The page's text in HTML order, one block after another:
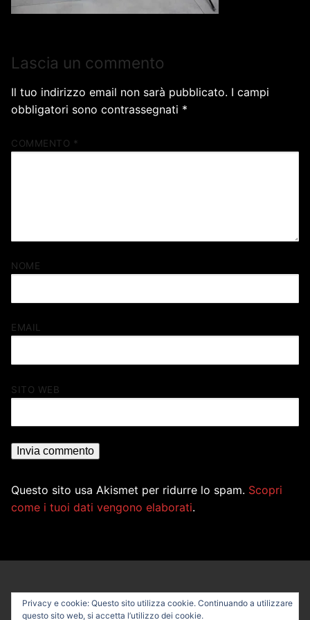
Lascia un commento
Il tuo indirizzo email non sarà pubblicato. I campi
obbligatori sono contrassegnati *
COMMENTO *
NOME
EMAIL
SITO WEB
Questo sito usa Akismet per ridurre lo spam. Scopri
come i tuoi dati vengono elaborati.
Privacy e cookie: Questo sito utilizza cookie. Continuando a utilizzare
questo sito web, si accetta l’utilizzo dei cookie.